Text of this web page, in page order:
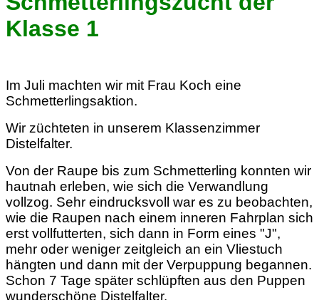
Klasse 1
Im Juli machten wir mit Frau Koch eine
Schmetterlingsaktion.
Wir züchteten in unserem Klassenzimmer
Distelfalter.
Von der Raupe bis zum Schmetterling konnten wir
hautnah erleben, wie sich die Verwandlung
vollzog. Sehr eindrucksvoll war es zu beobachten,
wie die Raupen nach einem inneren Fahrplan sich
erst vollfutterten, sich dann in Form eines "J",
mehr oder weniger zeitgleich an ein Vliestuch
hängten und dann mit der Verpuppung begannen.
Schon 7 Tage später schlüpften aus den Puppen
wunderschöne Distelfalter.